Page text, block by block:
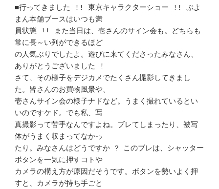
■行ってきました !! 東京キャラクターショー !! ぷよ
まん本舗ブースはいつも満
員状態 !! また当日は、壱さんのサイン会も。どちらも
常に長～い列ができるほど
の人気ぶりでしたよ。遊びに来てくださったみなさん、
ありがとうございました !
さて、その様子をデジカメでたくさん撮影してきまし
た。皆さんのお買物風景や、
壱さんサイン会の様子ナドなど。うまく撮れているとい
いのですケド。でも私、写
真撮影って苦手なんですよね。ブレてしまったり、被写
体がうまく収まってなかっ
たり。みなさんはどうですか ? このブレは、シャッター
ボタンを一気に押すコトや
カメラの構え方が原因だそうです。ボタンを勢いよく押
すと、カメラが持ち手ごと